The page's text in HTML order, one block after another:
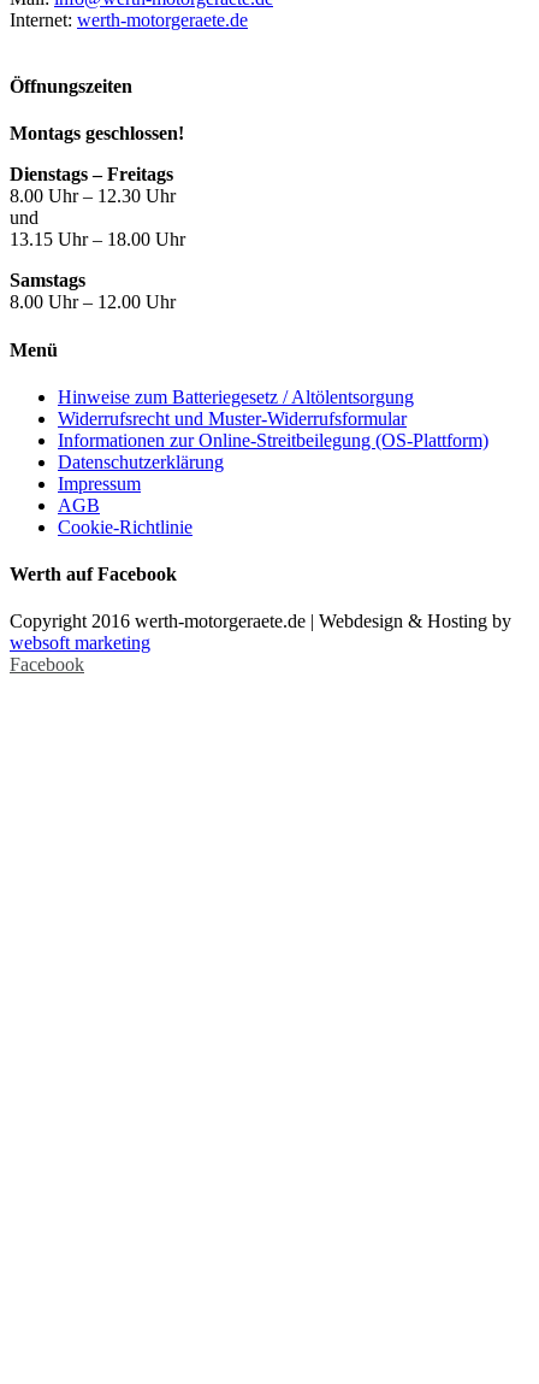
Internet: werth-motorgeraete.de
Öffnungszeiten
Montags geschlossen!
Dienstags – Freitags
8.00 Uhr – 12.30 Uhr
und
13.15 Uhr – 18.00 Uhr
Samstags
8.00 Uhr – 12.00 Uhr
Menü
Hinweise zum Batteriegesetz / Altölentsorgung
Widerrufsrecht und Muster-Widerrufsformular
Informationen zur Online-Streitbeilegung (OS-Plattform)
Datenschutzerklärung
Impressum
AGB
Cookie-Richtlinie
Werth auf Facebook
Copyright 2016 werth-motorgeraete.de | Webdesign & Hosting by
websoft marketing
Facebook